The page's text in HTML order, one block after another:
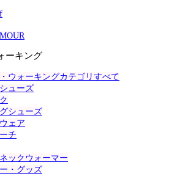
ーキング
ウォーキングカテゴリすべて
ューズ
シューズ
ェア
チ
ックウォーマー
・グッズ